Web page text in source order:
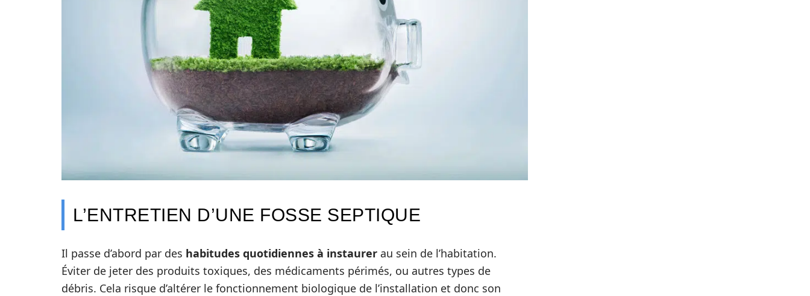
L’ENTRETIEN D’UNE FOSSE SEPTIQUE
Il passe d’abord par des habitudes quotidiennes à instaurer au sein de l’habitation.
Éviter de jeter des produits toxiques, des médicaments périmés, ou autres types de
débris. Cela risque d’altérer le fonctionnement biologique de l’installation et donc son